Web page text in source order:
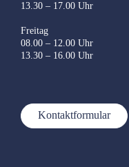
13.30 – 17.00 Uhr
Freitag
08.00 – 12.00 Uhr
13.30 – 16.00 Uhr
Kontaktformular